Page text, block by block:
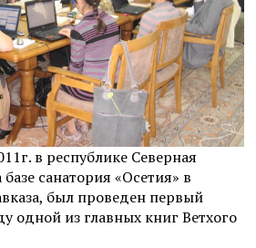
в республике Северная
санатория «Осетия» в
был проведен первый
одной из главных книг Ветхого